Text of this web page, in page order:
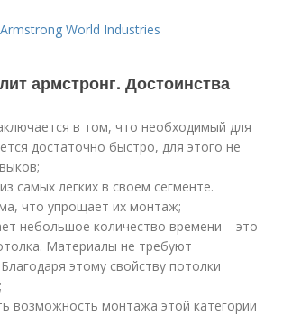
World Industries
армстронг. Достоинства
в том, что необходимый для
достаточно быстро, для этого не
самых легких в своем сегменте.
что упрощает их монтаж;
небольшое количество времени – это
Материалы не требуют
этому свойству потолки
возможность монтажа этой категории